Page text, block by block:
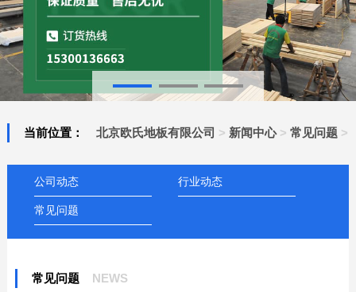
当前位置： 北京欧氏地板有限公司 > 新闻中心>常见问题 >
公司动态 行业动态
常见问题
常见问题 NEWS